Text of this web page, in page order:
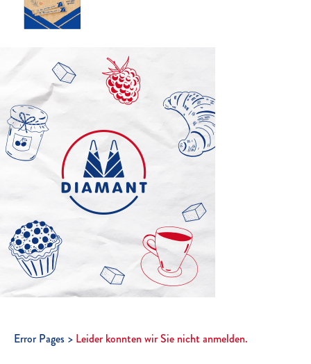
Error Pages Leider konnten wir Sie nicht anmelden.